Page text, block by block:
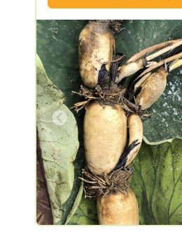
り、泥の中を手探りでかき分
す。 無農薬ですので皮付きの
ます！ 鮮度を維持して保存することがで
きるので、泥付きのまま一節
て箱詰めして出荷します。 ま
付きのまま新聞紙で包んで冷
い致します。 その日に取れた
お送りします。 10月から常温
ます。 また時間指定は14時以
致します。 宜しくお願い致し
Next